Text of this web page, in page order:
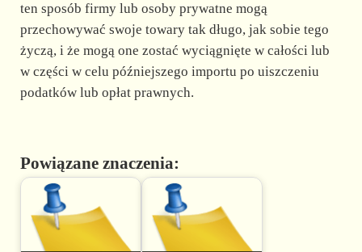
ten sposób firmy lub osoby prywatne mogą
przechowywać swoje towary tak długo, jak sobie tego
życzą, i że mogą one zostać wyciągnięte w całości lub
w części w celu późniejszego importu po uiszczeniu
podatków lub opłat prawnych.
Powiązane znaczenia: